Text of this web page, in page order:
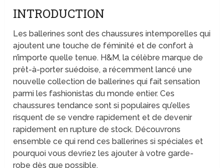
INTRODUCTION
Les ballerines sont des chaussures intemporelles qui
ajoutent une touche de féminité et de confort à
n’importe quelle tenue. H&M, la célèbre marque de
prêt-à-porter suédoise, a récemment lancé une
nouvelle collection de ballerines qui fait sensation
parmi les fashionistas du monde entier. Ces
chaussures tendance sont si populaires qu’elles
risquent de se vendre rapidement et de devenir
rapidement en rupture de stock. Découvrons
ensemble ce qui rend ces ballerines si spéciales et
pourquoi vous devriez les ajouter à votre garde-
robe dès que possible.